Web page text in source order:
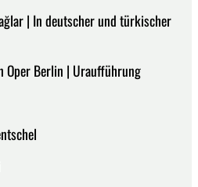
| In deutscher und türkischer
Oper Berlin | Uraufführung